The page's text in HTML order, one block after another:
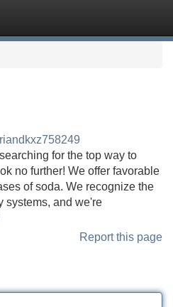
for the top way to
no further! We offer favorable
of soda. We recognize the
systems, and we're
Report this page